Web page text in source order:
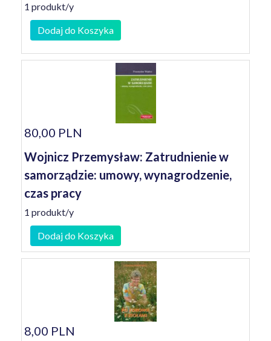
1 produkt/y
Dodaj do Koszyka
80,00 PLN
Wojnicz Przemysław: Zatrudnienie w
samorządzie: umowy, wynagrodzenie,
czas pracy
1 produkt/y
Dodaj do Koszyka
8,00 PLN